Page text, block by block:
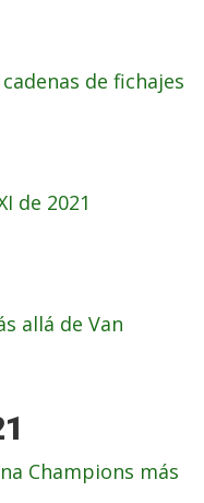
de fichajes
de 2021
allá de Van
Champions más